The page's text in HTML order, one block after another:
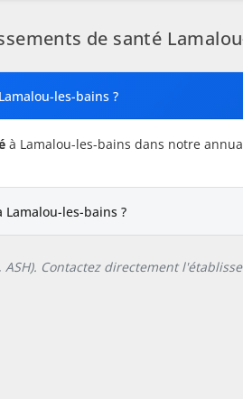
de santé
les-bains ?
à Lamalou-les-bains dans notre
les-bains ?
Contactez directement